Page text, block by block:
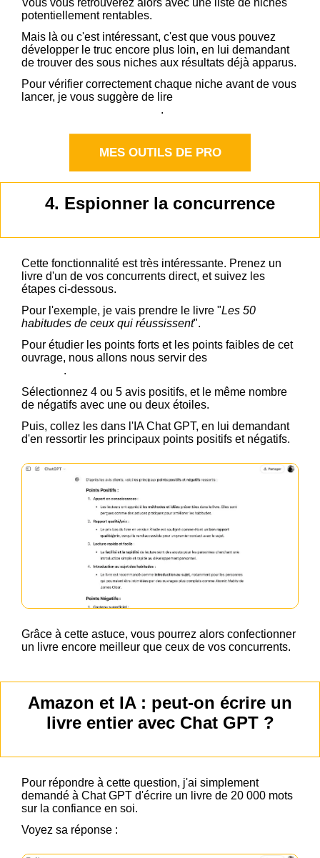
Vous vous retrouverez alors avec une liste de niches
potentiellement rentables.
Mais là ou c'est intéressant, c'est que vous pouvez
développer le truc encore plus loin, en lui demandant
de trouver des sous niches aux résultats déjà apparus.
Pour vérifier correctement chaque niche avant de vous
lancer, je vous suggère de lire
.
MES OUTILS DE PRO
4. Espionner la concurrence
Cette fonctionnalité est très intéressante. Prenez un
livre d'un de vos concurrents direct, et suivez les
étapes ci-dessous.
Pour l'exemple, je vais prendre le livre "Les 50
habitudes de ceux qui réussissent".
Pour étudier les points forts et les points faibles de cet
ouvrage, nous allons nous servir des
.
Sélectionnez 4 ou 5 avis positifs, et le même nombre
de négatifs avec une ou deux étoiles.
Puis, collez les dans l'IA Chat GPT, en lui demandant
d'en ressortir les principaux points positifs et négatifs.
Grâce à cette astuce, vous pourrez alors confectionner
un livre encore meilleur que ceux de vos concurrents.
Amazon et IA : peut-on écrire un
livre entier avec Chat GPT ?
Pour répondre à cette question, j'ai simplement
demandé à Chat GPT d'écrire un livre de 20 000 mots
sur la confiance en soi.
Voyez sa réponse :